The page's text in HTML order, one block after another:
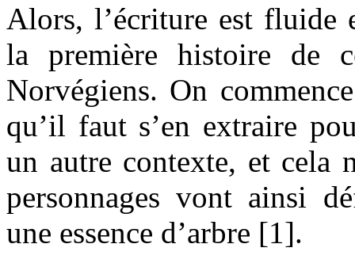
Alors, l’écriture est fluide
la première histoire de
Norvégiens. On
qu’il faut s’en extraire
un autre contexte, et cela
personnages vont ainsi
une essence d’arbre [1].